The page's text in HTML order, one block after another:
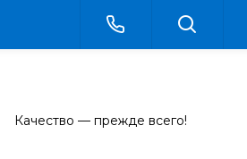
Качество — прежде всего!